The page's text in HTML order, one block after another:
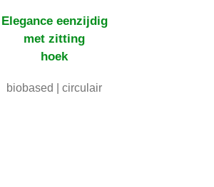
Elegance eenzijdig
met zitting
hoek
biobased | circulair